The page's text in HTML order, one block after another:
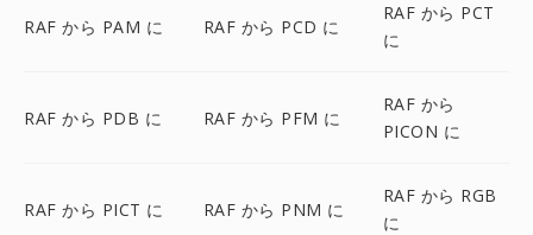
RAF から PAM に RAF から PCD に
RAF から PCT
に
RAF から PDB に RAF から PFM に
RAF から
PICON に
RAF から PICT に RAF から PNM に
RAF から RGB
に